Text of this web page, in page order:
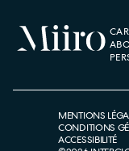
MENTIONS
CONDITIONS
ACCESSIBILITÉ